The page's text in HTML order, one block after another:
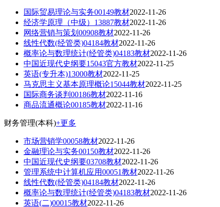
国际贸易理论与实务00149教材2022-11-26
经济学原理（中级）13887教材2022-11-26
网络营销与策划00908教材2022-11-26
线性代数(经管类)04184教材2022-11-26
概率论与数理统计(经管类)04183教材2022-11-26
中国近现代史纲要15043官方教材2022-11-25
英语(专升本)13000教材2022-11-25
马克思主义基本原理概论15044教材2022-11-25
国际商务谈判00186教材2022-11-16
商品流通概论00185教材2022-11-16
财务管理(本科)+更多
市场营销学00058教材2022-11-26
金融理论与实务00150教材2022-11-26
中国近现代史纲要03708教材2022-11-26
管理系统中计算机应用00051教材2022-11-26
线性代数(经管类)04184教材2022-11-26
概率论与数理统计(经管类)04183教材2022-11-26
英语(二)00015教材2022-11-26